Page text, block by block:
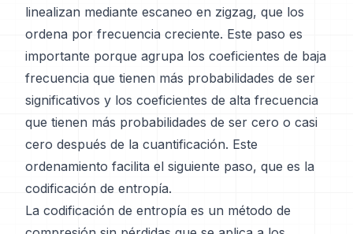
linealizan mediante escaneo en zigzag, que los
ordena por frecuencia creciente. Este paso es
importante porque agrupa los coeficientes de baja
frecuencia que tienen más probabilidades de ser
significativos y los coeficientes de alta frecuencia
que tienen más probabilidades de ser cero o casi
cero después de la cuantificación. Este
ordenamiento facilita el siguiente paso, que es la
codificación de entropía.
La codificación de entropía es un método de